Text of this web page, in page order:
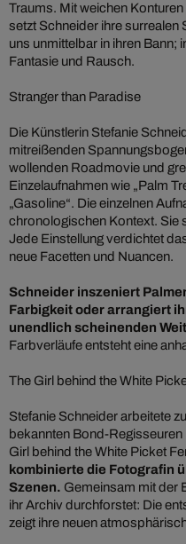
Traums. Mit weichen
setzt Schneider ihre surrealen
uns unmittelbar in ihren Bann;
Fantasie und Rausch.
Stranger than Paradise
Die Künstlerin Stefanie
mitreißenden
wollenden Roadmovie und
Einzelaufnahmen wie „Palm
„Gasoline“. Die einzelnen
chronologischen Kontext. Sie
Jede Einstellung verdichtet
neue Facetten und Nuancen.
Schneider inszeniert
Farbigkeit oder arrangiert
unendlich scheinenden
Farbverläufe entsteht eine
The Girl behind the White
Stefanie Schneider arbeitete
bekannten Bond-
Girl behind the White Picket
kombinierte die Fotografin
Szenen. Gemeinsam mit der
ihr Archiv durchforstet: Die
zeigt ihre neuen